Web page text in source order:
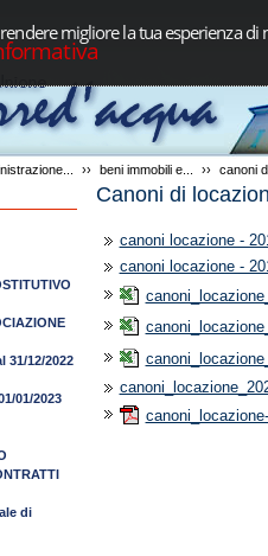
migliore la tua esperienza
›› beni immobili e... ›› canoni
31/12/2022
01/2023
di
Canoni di
canoni locazione -
canoni locazione -